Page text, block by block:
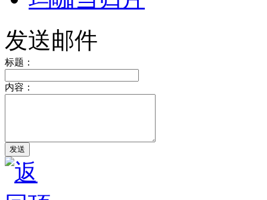
发送邮件
标题：
内容：